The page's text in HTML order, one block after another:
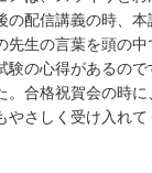
配信講義の時、
先生の言葉を頭の
の心得があるので
合格祝賀会の時
さしく受け入れ